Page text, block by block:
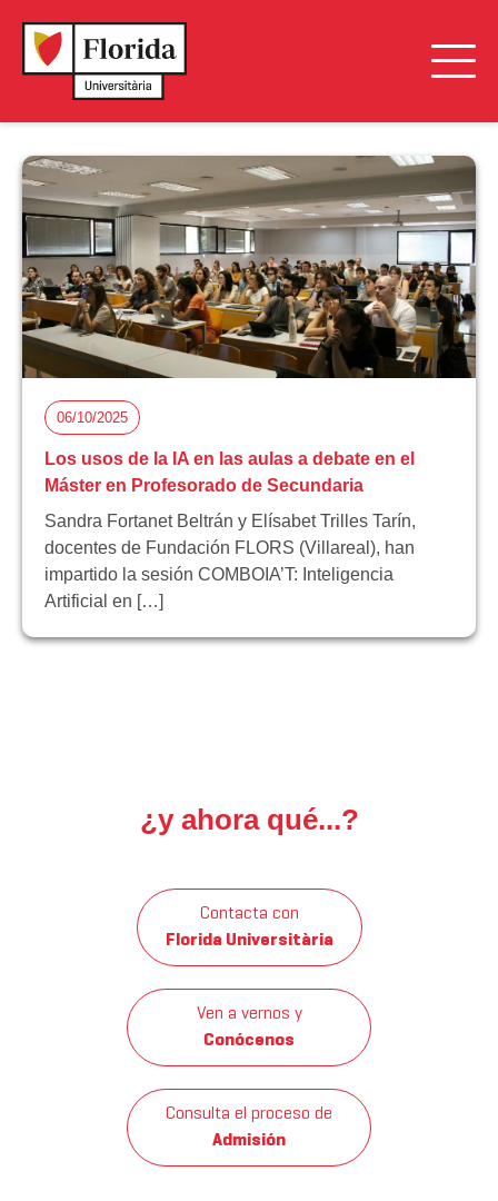
06/10/2025
Los usos de la IA en las aulas a debate en el
Máster en Profesorado de Secundaria
Sandra Fortanet Beltrán y Elísabet Trilles Tarín,
docentes de Fundación FLORS (Villareal), han
impartido la sesión COMBOIA’T: Inteligencia
Artificial en […]
¿y ahora qué...?
Contacta con
Florida Universitària
Ven a vernos y
Conócenos
Consulta el proceso de
Admisión